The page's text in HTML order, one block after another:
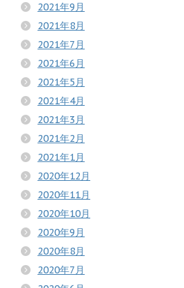
2021年9月
2021年8月
2021年7月
2021年6月
2021年5月
2021年4月
2021年3月
2021年2月
2021年1月
2020年12月
2020年11月
2020年10月
2020年9月
2020年8月
2020年7月